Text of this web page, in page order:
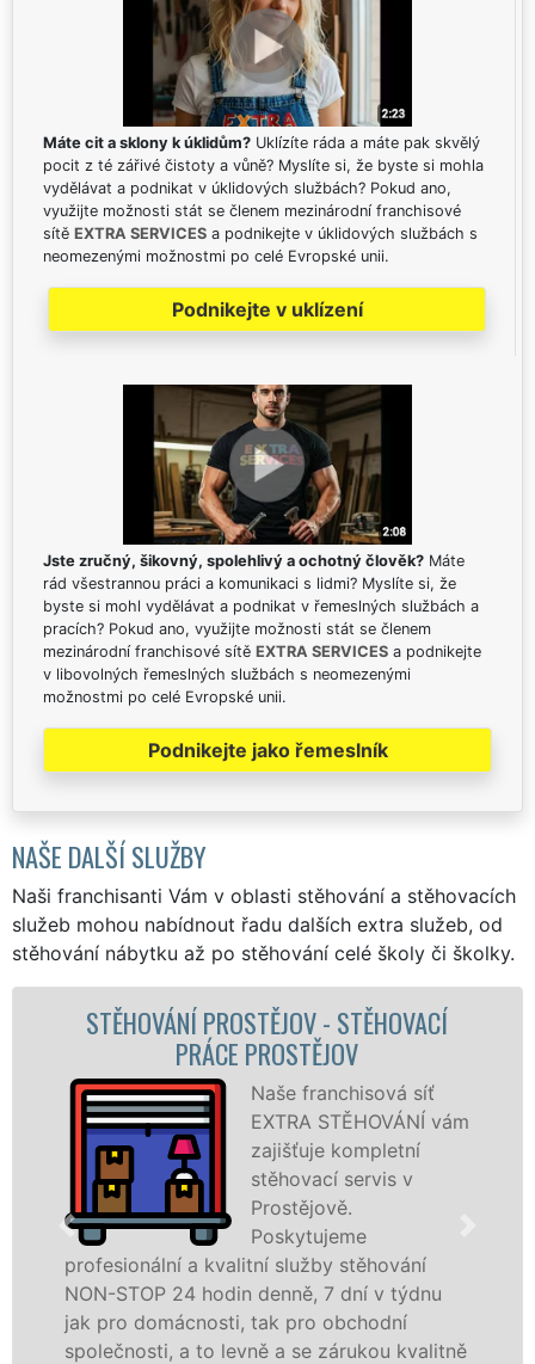
Máte cit a sklony k úklidům? Uklízíte ráda a máte pak skvělý
pocit z té zářivé čistoty a vůně? Myslíte si, že byste si mohla
vydělávat a podnikat v úklidových službách? Pokud ano,
využijte možnosti stát se členem mezinárodní franchisové
sítě EXTRA SERVICES a podnikejte v úklidových službách s
neomezenými možnostmi po celé Evropské unii.
Podnikejte v uklízení
Jste zručný, šikovný, spolehlivý a ochotný člověk? Máte
rád všestrannou práci a komunikaci s lidmi? Myslíte si, že
byste si mohl vydělávat a podnikat v řemeslných službách a
pracích? Pokud ano, využijte možnosti stát se členem
mezinárodní franchisové sítě EXTRA SERVICES a podnikejte
v libovolných řemeslných službách s neomezenými
možnostmi po celé Evropské unii.
Podnikejte jako řemeslník
NAŠE DALŠÍ SLUŽBY
Naši franchisanti Vám v oblasti stěhování a stěhovacích
služeb mohou nabídnout řadu dalších extra služeb, od
stěhování nábytku až po stěhování celé školy či školky.
síť
vám
v týdnu
kvalitně
STĚHOVACÍ SLUŽBA
STĚHOVACÍ FIRMA
služby zajišťujeme domácnostem
celém okresu Prostějov se
franchisové sítě EXTRA
Nabízíme stěhovací služby NON-